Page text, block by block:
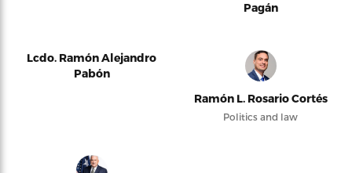
Pagán
Lcdo. Ramón Alejandro
Pabón
Ramón L. Rosario Cortés
Politics and law